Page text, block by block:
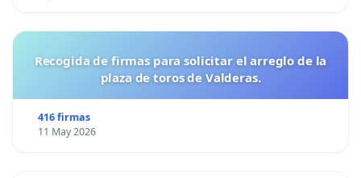
Recogida de firmas para solicitar el arreglo de la
plaza de toros de Valderas.
416 firmas
11 May 2026